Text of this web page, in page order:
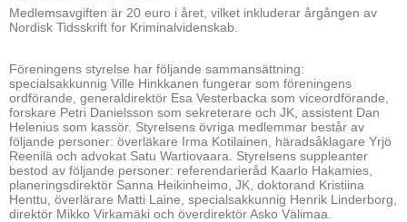
Medlemsavgiften är 20 euro i året, vilket inkluderar årgången av
Nordisk Tidsskrift for Kriminalvidenskab.
Föreningens styrelse har följande sammansättning:
specialsakkunnig Ville Hinkkanen fungerar som föreningens
ordförande, generaldirektör Esa Vesterbacka som viceordförande,
forskare Petri Danielsson som sekreterare och JK, assistent Dan
Helenius som kassör. Styrelsens övriga medlemmar består av
följande personer: överläkare Irma Kotilainen, häradsåklagare Yrjö
Reenilä och advokat Satu Wartiovaara. Styrelsens suppleanter
bestod av följande personer: referendarieråd Kaarlo Hakamies,
planeringsdirektör Sanna Heikinheimo, JK, doktorand Kristiina
Henttu, överlärare Matti Laine, specialsakkunnig Henrik Linderborg,
direktör Mikko Virkamäki och överdirektör Asko Välimaa.